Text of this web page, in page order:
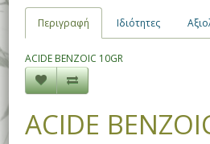
Περιγραφή Ιδιότητες
ACIDE BENZOIC 10GR
ACIDE